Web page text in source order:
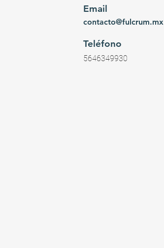
Email
contacto@fulcrum.mx
Teléfono
5646349930